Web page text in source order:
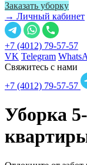
Заказать уборку
→ Личный кабинет
+7 (4012) 79-57-57
VK Telegram
Свяжитесь с нами
+7 (4012) 79-57-57
Уборка